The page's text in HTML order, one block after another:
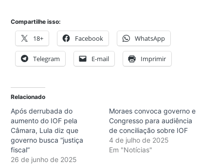
Compartilhe isso:
18+ Facebook WhatsApp
Telegram E-mail Imprimir
Relacionado
Após derrubada do
aumento do IOF pela
Câmara, Lula diz que
governo busca “justiça
fiscal”
26 de junho de 2025
Moraes convoca governo e
Congresso para audiência
de conciliação sobre IOF
4 de julho de 2025
Em "Notícias"